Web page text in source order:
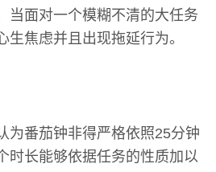
当面对一个模糊不清的大任务
生焦虑并且出现拖延行为。
为番茄钟非得严格依照25分钟
时长能够依据任务的性质加以